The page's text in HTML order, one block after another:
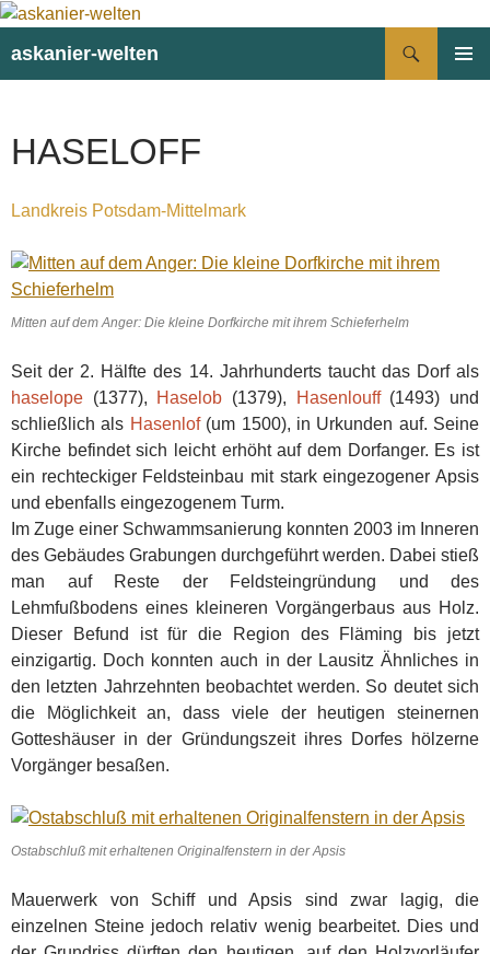
askanier-welten
HASELOFF
Landkreis Potsdam-Mittelmark
Mitten auf dem Anger: Die kleine Dorfkirche mit ihrem Schieferhelm
Seit der 2. Hälfte des 14. Jahrhunderts taucht das Dorf als
haselope (1377), Haselob (1379), Hasenlouff (1493) und
schließlich als Hasenlof (um 1500), in Urkunden auf. Seine
Kirche befindet sich leicht erhöht auf dem Dorfanger. Es ist
ein rechteckiger Feldsteinbau mit stark eingezogener Apsis
und ebenfalls eingezogenem Turm.
Im Zuge einer Schwammsanierung konnten 2003 im Inneren
des Gebäudes Grabungen durchgeführt werden. Dabei stieß
man auf Reste der Feldsteingründung und des
Lehmfußbodens eines kleineren Vorgängerbaus aus Holz.
Dieser Befund ist für die Region des Fläming bis jetzt
einzigartig. Doch konnten auch in der Lausitz Ähnliches in
den letzten Jahrzehnten beobachtet werden. So deutet sich
die Möglichkeit an, dass viele der heutigen steinernen
Gotteshäuser in der Gründungszeit ihres Dorfes hölzerne
Vorgänger besaßen.
Ostabschluß mit erhaltenen Originalfenstern in der Apsis
Mauerwerk von Schiff und Apsis sind zwar lagig, die
einzelnen Steine jedoch relativ wenig bearbeitet. Dies und